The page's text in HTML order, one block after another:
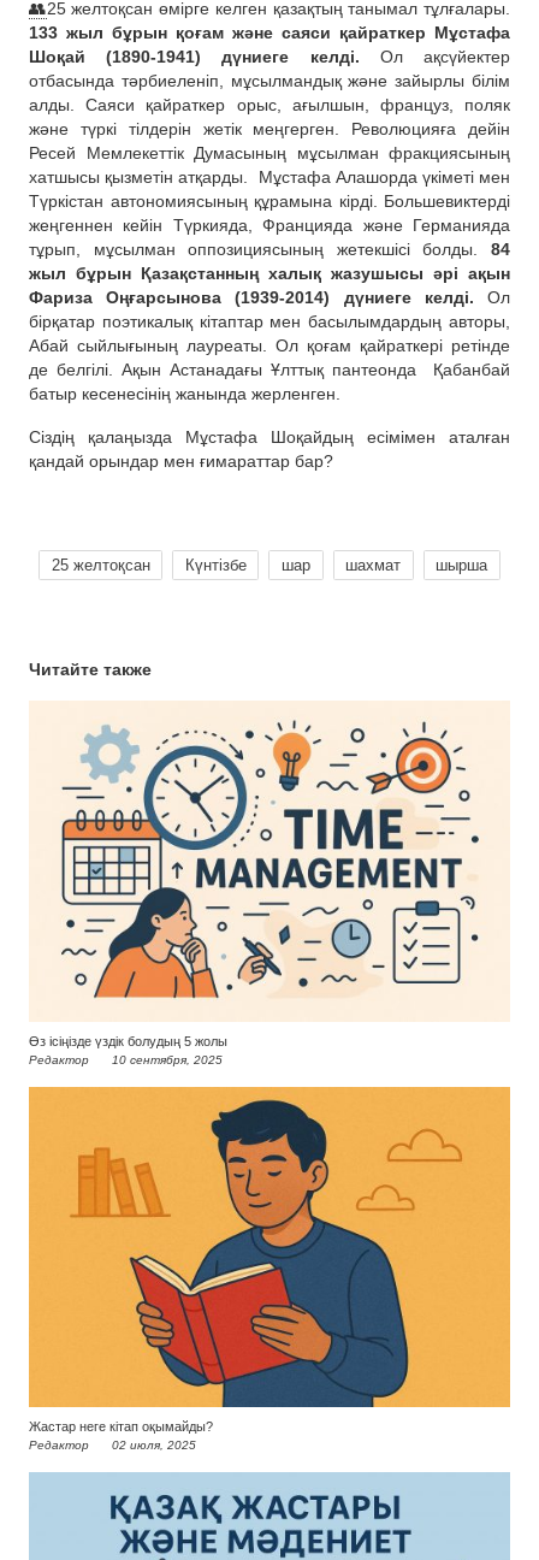
👥25 желтоқсан өмірге келген қазақтың танымал тұлғалары.
133 жыл бұрын қоғам және саяси қайраткер Мұстафа
Шоқай (1890-1941) дүниеге келді. Ол ақсүйектер
отбасында тәрбиеленіп, мұсылмандық және зайырлы білім
алды. Саяси қайраткер орыс, ағылшын, француз, поляк
және түркі тілдерін жетік меңгерген. Революцияға дейін
Ресей Мемлекеттік Думасының мұсылман фракциясының
хатшысы қызметін атқарды.
Мұстафа Алашорда үкіметі мен
Түркістан автономиясының құрамына кірді. Большевиктерді
жеңгеннен кейін Түркияда, Францияда және Германияда
тұрып, мұсылман оппозициясының жетекшісі болды. 84
жыл бұрын Қазақстанның халық жазушысы әрі ақын
Фариза Оңғарсынова (1939-2014) дүниеге келді. Ол
бірқатар поэтикалық кітаптар мен басылымдардың авторы,
Абай сыйлығының лауреаты. Ол қоғам қайраткері ретінде
де белгілі. Ақын Астанадағы Ұлттық пантеонда
Қабанбай
батыр кесенесінің жанында жерленген.
Сіздің қалаңызда Мұстафа Шоқайдың есімімен аталған
қандай орындар мен ғимараттар бар?
25 желтоқсан Күнтізбе шар шахмат шырша
Читайте также
Өз ісіңізде үздік болудың 5 жолы
Редактор 10 сентября, 2025
Жастар неге кітап оқымайды?
Редактор 02 июля, 2025